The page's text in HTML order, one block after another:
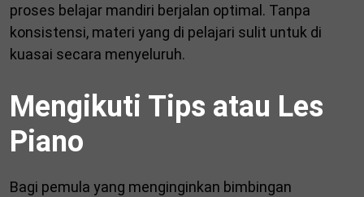
proses belajar mandiri berjalan optimal. Tanpa
konsistensi, materi yang di pelajari sulit untuk di
kuasai secara menyeluruh.
Mengikuti Tips atau Les
Piano
Bagi pemula yang menginginkan bimbingan